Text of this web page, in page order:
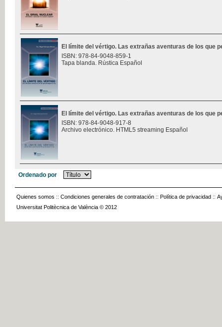
El límite del vértigo. Las extrañas aventuras de los que
ISBN: 978-84-9048-859-1
Tapa blanda. Rústica Español
El límite del vértigo. Las extrañas aventuras de los que
ISBN: 978-84-9048-917-8
Archivo electrónico. HTML5 streaming Español
Ordenado por
Quienes somos :: Condiciones generales de contratación :: Política de privacidad ::
Universitat Politècnica de València © 2012